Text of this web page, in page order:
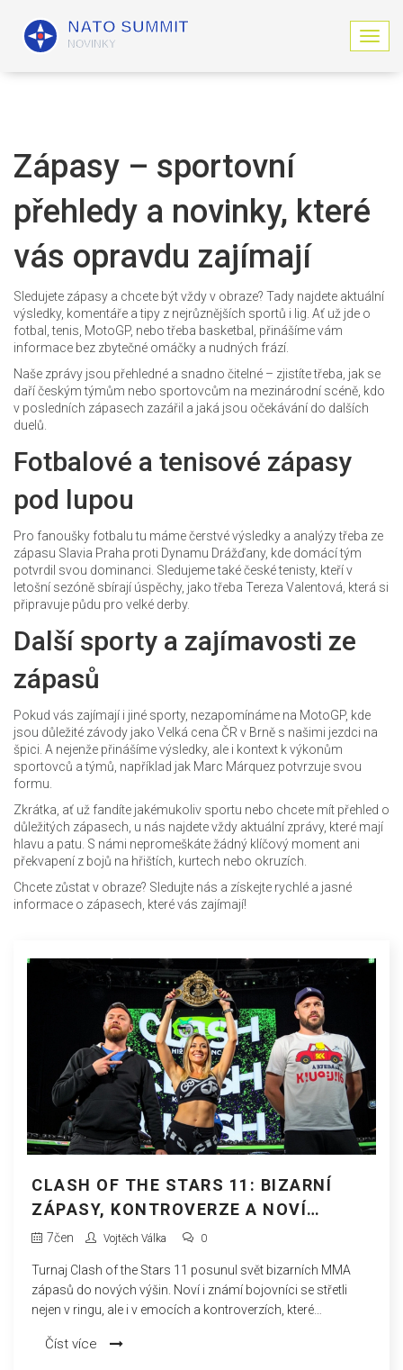
Z
o
v
c
Zápasy – sportovní
přehledy a novinky, které
vás opravdu zajímají
Sledujete zápasy a chcete být vždy v obraze? Tady najdete aktuální
výsledky, komentáře a tipy z nejrůznějších sportů i lig. Ať už jde o
fotbal, tenis, MotoGP, nebo třeba basketbal, přinášíme vám
informace bez zbytečné omáčky a nudných frází.
Naše zprávy jsou přehledné a snadno čitelné – zjistíte třeba, jak se
daří českým týmům nebo sportovcům na mezinárodní scéně, kdo
v posledních zápasech zazářil a jaká jsou očekávání do dalších
duelů.
Fotbalové a tenisové zápasy
pod lupou
Pro fanoušky fotbalu tu máme čerstvé výsledky a analýzy třeba ze
zápasu Slavia Praha proti Dynamu Drážďany, kde domácí tým
potvrdil svou dominanci. Sledujeme také české tenisty, kteří v
letošní sezóně sbírají úspěchy, jako třeba Tereza Valentová, která si
připravuje půdu pro velké derby.
Další sporty a zajímavosti ze
zápasů
Pokud vás zajímají i jiné sporty, nezapomínáme na MotoGP, kde
jsou důležité závody jako Velká cena ČR v Brně s našimi jezdci na
špici. A nejenže přinášíme výsledky, ale i kontext k výkonům
sportovců a týmů, například jak Marc Márquez potvrzuje svou
formu.
Zkrátka, ať už fandíte jakémukoliv sportu nebo chcete mít přehled o
důležitých zápasech, u nás najdete vždy aktuální zprávy, které mají
hlavu a patu. S námi nepromeškáte žádný klíčový moment ani
překvapení z bojů na hřištích, kurtech nebo okruzích.
Chcete zůstat v obraze? Sledujte nás a získejte rychlé a jasné
informace o zápasech, které vás zajímají!
CLASH OF THE STARS 11: BIZARNÍ
ZÁPASY, KONTROVERZE A NOVÍ
HRDINOVÉ
7čen Vojtěch Válka 0
Turnaj Clash of the Stars 11 posunul svět bizarních MMA
zápasů do nových výšin. Noví i známí bojovníci se střetli
nejen v ringu, ale i v emocích a kontroverzích, které
nádechem dramatu přerostly v nezapomenutelnou show.
Číst více